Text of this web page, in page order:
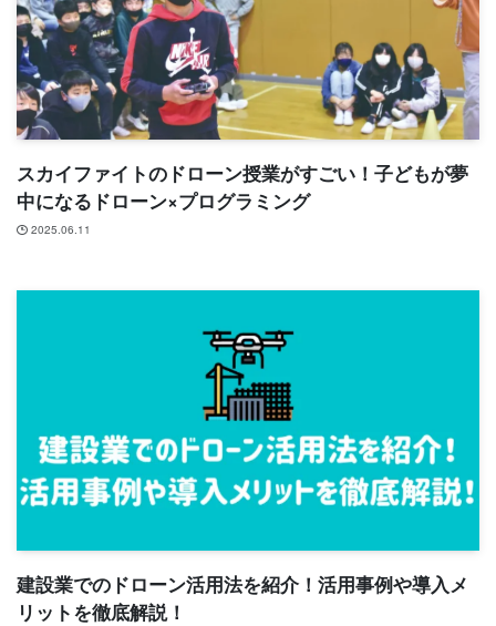
スカイファイトのドローン授業がすごい！子どもが夢
中になるドローン×プログラミング
2025.06.11
建設業でのドローン活用法を紹介！活用事例や導入メ
リットを徹底解説！